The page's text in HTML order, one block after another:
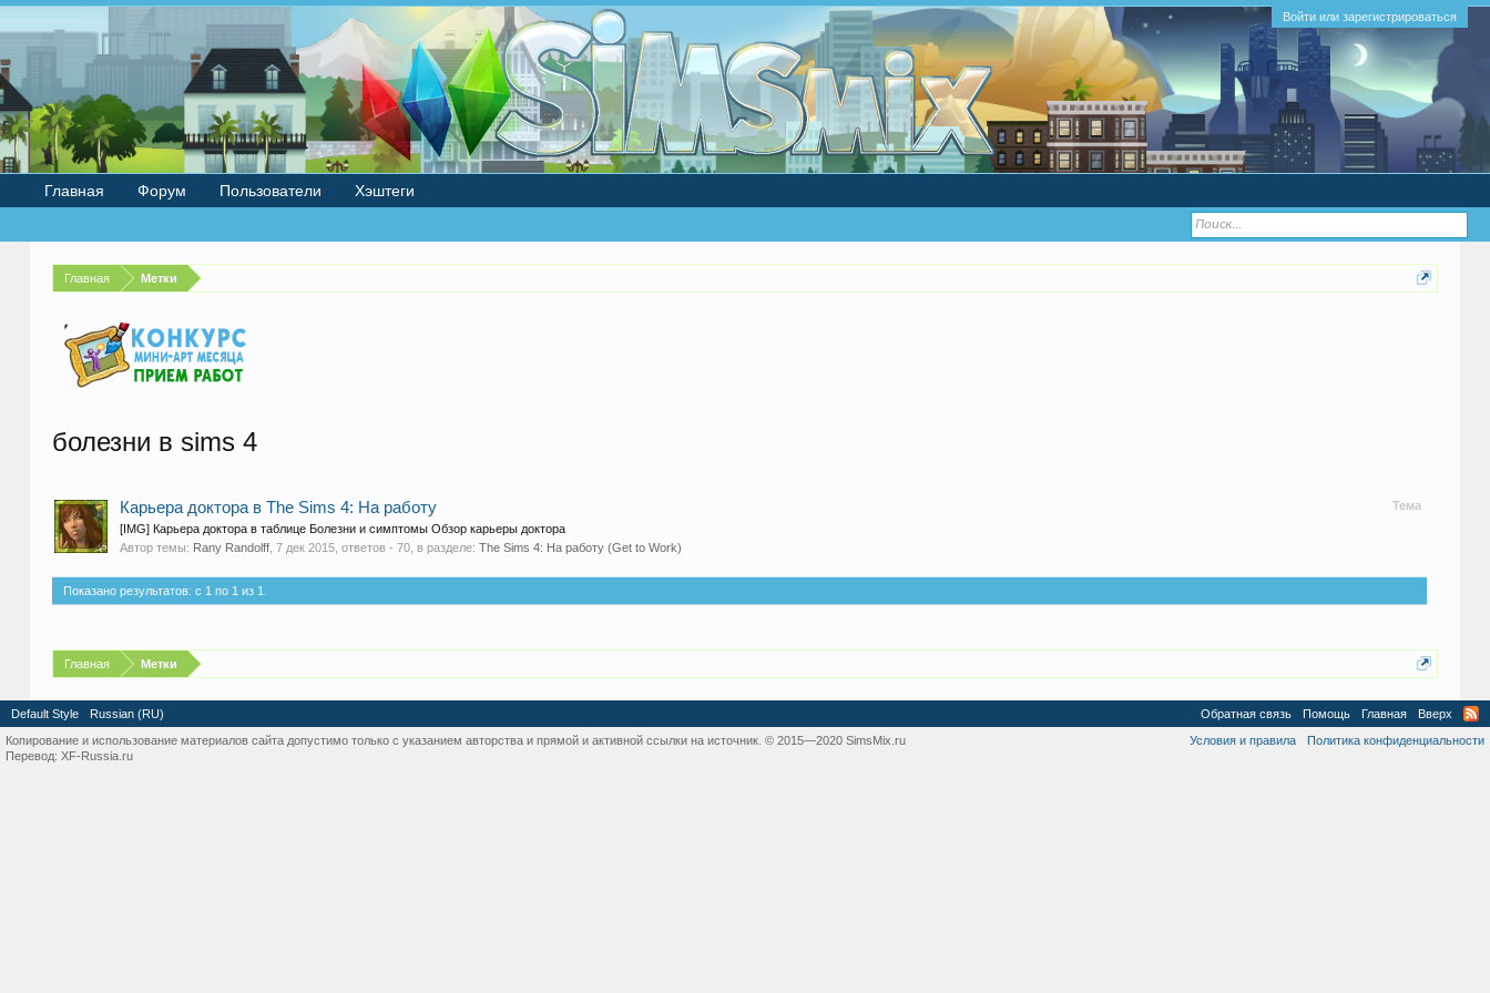
Войти или зарегистрироваться
Главная Метки
болезни в sims 4
Тема
Карьера доктора в The Sims 4: На работу
[IMG] Карьера доктора в таблице Болезни и симптомы Обзор карьеры доктора
Автор темы: Rany Randolff, 7 дек 2015, ответов - 70, в разделе: The Sims 4: На работу (Get to Work)
Показано результатов: с 1 по 1 из 1.
Главная Метки
Главная Форум Пользователи Хэштеги
Default Style Russian (RU) Обратная связь Помощь Главная
Вверх
Условия и правила
Политика конфиденциальности
Копирование и использование материалов сайта допустимо только с указанием авторства и прямой и активной ссылки на источник. © 2015—2020 SimsMix.ru
Перевод: XF-Russia.ru